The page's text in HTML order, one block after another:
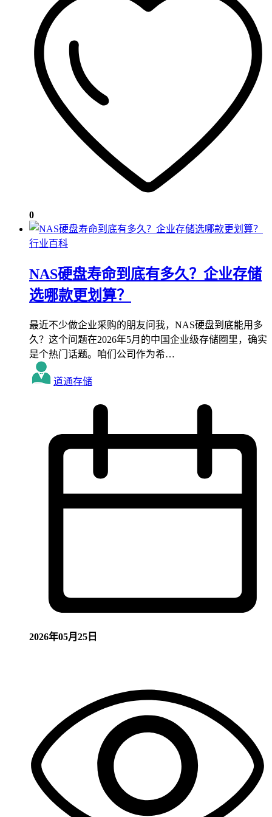
0
行业百科
NAS硬盘寿命到底有多久？企业存储
选哪款更划算？
最近不少做企业采购的朋友问我，NAS硬盘到底能用多
久？这个问题在2026年5月的中国企业级存储圈里，确实
是个热门话题。咱们公司作为希…
道通存储
2026年05月25日